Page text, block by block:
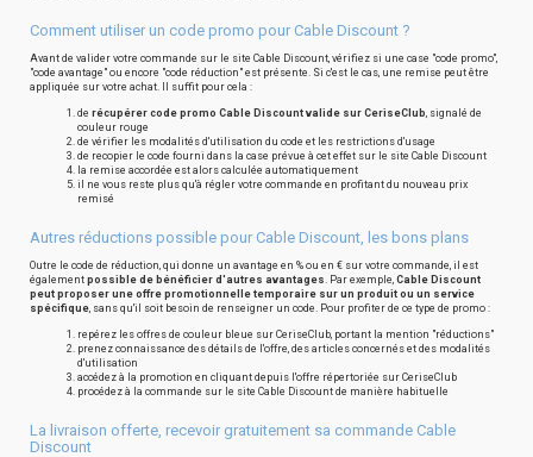
Comment utiliser un code promo pour Cable Discount ?
Avant de valider votre commande sur le site Cable Discount, vérifiez si une case "code promo",
"code avantage" ou encore "code réduction" est présente. Si c'est le cas, une remise peut être
appliquée sur votre achat. Il suffit pour cela :
de récupérer code promo Cable Discount valide sur CeriseClub, signalé de
couleur rouge
de vérifier les modalités d'utilisation du code et les restrictions d'usage
de recopier le code fourni dans la case prévue à cet effet sur le site Cable Discount
la remise accordée est alors calculée automatiquement
il ne vous reste plus qu'à régler votre commande en profitant du nouveau prix
remisé
Autres réductions possible pour Cable Discount, les bons plans
Outre le code de réduction, qui donne un avantage en % ou en € sur votre commande, il est
également possible de bénéficier d'autres avantages. Par exemple, Cable Discount
peut proposer une offre promotionnelle temporaire sur un produit ou un service
spécifique, sans qu'il soit besoin de renseigner un code. Pour profiter de ce type de promo :
repérez les offres de couleur bleue sur CeriseClub, portant la mention "réductions"
prenez connaissance des détails de l'offre, des articles concernés et des modalités
d'utilisation
accédez à la promotion en cliquant depuis l'offre répertoriée sur CeriseClub
procédez à la commande sur le site Cable Discount de manière habituelle
La livraison offerte, recevoir gratuitement sa commande Cable
Discount